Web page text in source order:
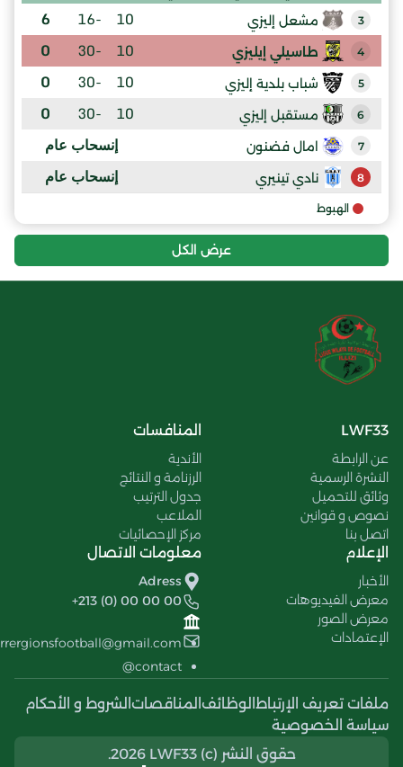
3 مشعل إليزي 10
-16
6
4 طاسيلي إيليزي 10
-30
0
5 شباب بلدية إليزي 10
-30
0
6 مستقبل إليزي 10
-30
0
7 امال فضنون إنسحاب عام
8 نادي تينيري إنسحاب عام
الهبوط
عرض الكل
LWF33
عن الرابطة
النشرة الرسمية
وثائق للتحميل
نصوص و قوانين
اتصل بنا
المنافسات
الأندية
الرزنامة و النتائج
جدول الترتيب
الملاعب
مركز الإحصائيات
الإعلام
الأخبار
معرض الفيديوهات
معرض الصور
الإعتمادات
معلومات الاتصال
Adress
+213 (0) 00 00 00
contact@
ملفات تعريف الإرتباط الوظائف المناقصات الشروط و الأحكام
سياسة الخصوصية
حقوق النشر (c) 2026 LWF33.